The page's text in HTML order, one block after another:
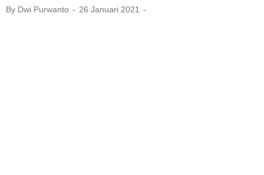
By Dwi Purwanto 26 Januari 2021